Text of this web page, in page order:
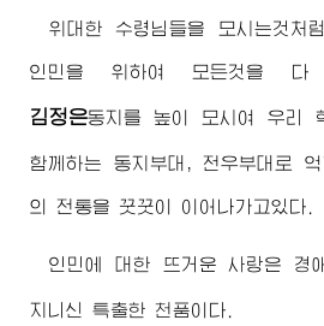
위대한 수령님들을 모시는것처
인민을 위하여 모든것을
김정은동지 를 높이 모시여 우리
함께하는 동지부대, 전우부대로
의 전통을 꿋꿋이 이어나가고있다.
인민에 대한 뜨거운 사랑은 경
지니신 특출한 천품이다.